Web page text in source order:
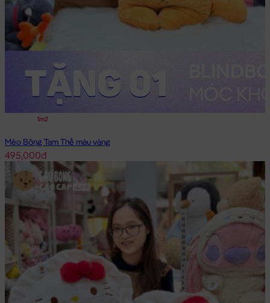
1m2
Mèo Bông Tam Thể màu vàng
495,000đ